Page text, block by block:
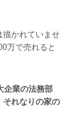
描かれていませ
万で売れると
企業の法務部
それなりの家の